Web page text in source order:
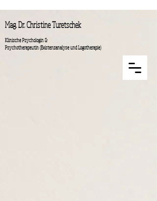
Mag. Dr. Christine Turetschek
Klinische Psychologin &
Psychotherapeutin (Existenzanalyse und Logotherapie)